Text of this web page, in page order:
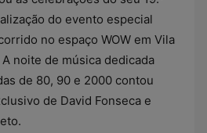
do evento especial
no espaço WOW em Vila
A noite de música dedicada
de 80, 90 e 2000 contou
de David Fonseca e